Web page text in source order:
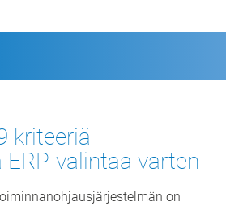
kriteeriä
valintaa varten
on